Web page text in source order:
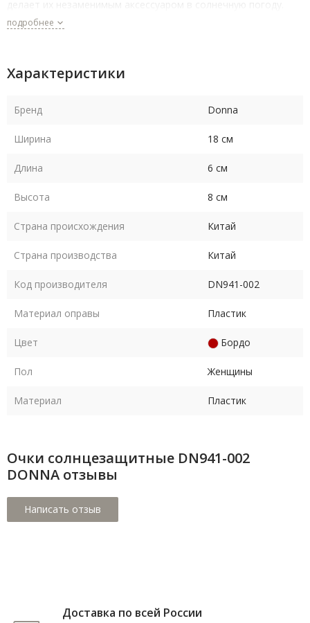
подробнее
Характеристики
Бренд Donna
Ширина 18 см
Длина 6 см
Высота 8 см
Страна происхождения Китай
Страна производства Китай
Код производителя DN941-002
Материал оправы Пластик
Цвет Бордо
Пол Женщины
Материал Пластик
Очки солнцезащитные DN941-002
DONNA отзывы
Доставка по всей России